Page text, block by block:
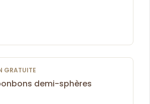
GRATUITE
demi-sphères